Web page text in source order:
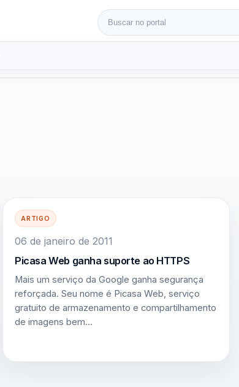
Buscar por:
ARTIGO
06 de janeiro de 2011
Picasa Web ganha suporte ao HTTPS
Mais um serviço da Google ganha segurança
reforçada. Seu nome é Picasa Web, serviço
gratuito de armazenamento e compartilhamento
de imagens bem…